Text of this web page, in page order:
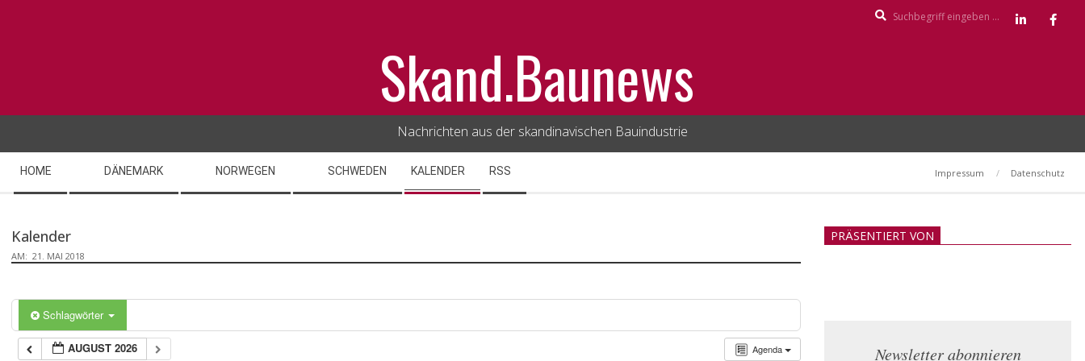
Skand.Baunews
Nachrichten aus der skandinavischen Bauindustrie
Navigation
Menu
HOME DÄNEMARK NORWEGEN SCHWEDEN KALENDER RSS Impressum Datenschutz
Kalender
AM: 21. MAI 2018
Schlagwörter
Agenda
AUGUST 2026
PRÄSENTIERT VON
Newsletter abonnieren